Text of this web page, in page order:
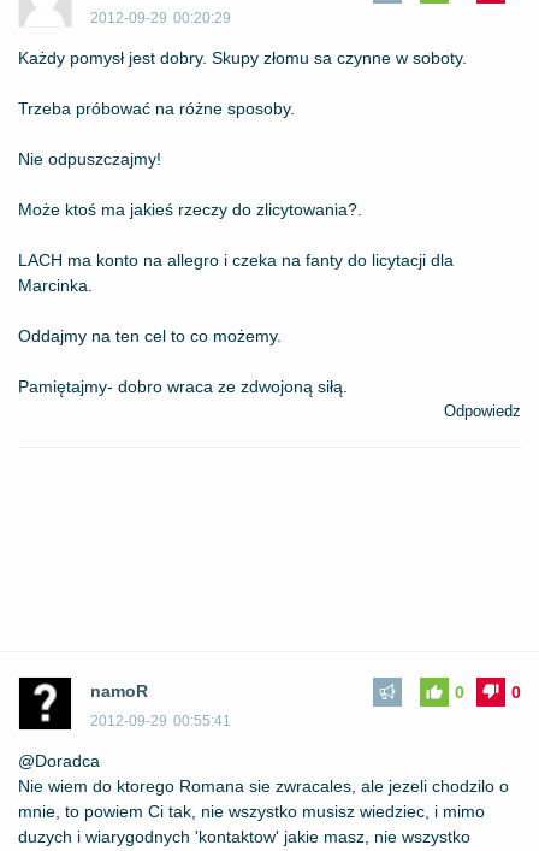
2012-09-29 00:20:29
Każdy pomysł jest dobry. Skupy złomu sa czynne w soboty.
Trzeba próbować na różne sposoby.
Nie odpuszczajmy!
Może ktoś ma jakieś rzeczy do zlicytowania?.
LACH ma konto na allegro i czeka na fanty do licytacji dla
Marcinka.
Oddajmy na ten cel to co możemy.
Pamiętajmy- dobro wraca ze zdwojoną siłą.
Odpowiedz
namoR
2012-09-29 00:55:41
0
0
@Doradca
Nie wiem do ktorego Romana sie zwracales, ale jezeli chodzilo o
mnie, to powiem Ci tak, nie wszystko musisz wiedziec, i mimo
duzych i wiarygodnych 'kontaktow' jakie masz, nie wszystko